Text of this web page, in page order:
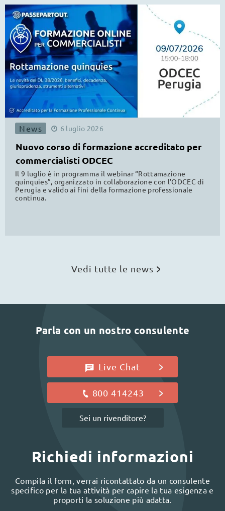
News 6 luglio 2026
Nuovo corso di formazione accreditato per
commercialisti ODCEC
Il 9 luglio è in programma il webinar “Rottamazione
quinquies”, organizzato in collaborazione con l’ODCEC di
Perugia e valido ai fini della formazione professionale
continua.
Vedi tutte le news
Parla con un nostro consulente
Live Chat
800 414243
Sei un rivenditore?
Richiedi informazioni
Compila il form, verrai ricontattato da un consulente
specifico per la tua attività per capire la tua esigenza e
proporti la soluzione più adatta.